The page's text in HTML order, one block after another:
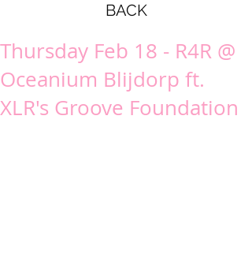
BACK
Thursday Feb 18 - R4R @
Oceanium Blijdorp ft.
XLR's Groove Foundation